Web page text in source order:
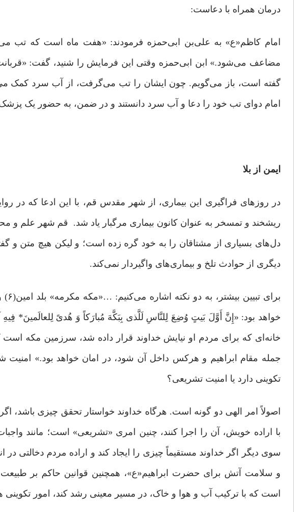
درمان همراه با دعاست:
امام کاظم«ع» به علی‌بن ابی‌حمزه فرمودند: «هفت ماه است که تب
مضاعف می‌شود.» ابن ابی‌حمزه وقتی این فرمایش را شنید، گفت: «قربانت
گفته است، باز می‌گویم. چون ایشان را تب می‌گرفت، از آب سرد کمک
امام دوای تب خود را دعا و آب سرد دانستند و در ضمن، به حضور یک پزشک
ایمن از بلا
در روزهای فراگیری این بیماری، از شهر مقدس قم، با این ادعا که در
ریشخند و تمسخر به عنوان کانون بیماری مرگبار یاد شد. قم شهر علم و
دل‌های بسیاری از مشتاقان را به خود گره زده است؛ و لیکن هیچ متن و
دیگری از حوادث تلخ و بیماری‌های واگیردار نمی‌کند.
خانه‌ای که برای مردم او نیایش خداوند قرار داده شد، سرزمین مکه
جمله مقام ابراهیم و هرکس داخل آن شود، در امان خواهد بود.»
تکوینی دارد یا امنیت تشریعی؟
اصولاً امر الهی دو گونه است. هرگاه خداوند خواستار تحقق چیزی باشد،
با اراده خویش، آن را اجرا کنند، چنین امری «تشریعی» است؛ مانند
سوی دیگر اگر خداوند مستقیماً چیزی را ایجاد کند و اراده مردم دخالتی
و سلامت آتش برای حضرت ابراهیم«ع»، همچنین قوانین حاکم بر طبیعت
است که با ترکیب آب و هوا و خاک، در مسیر معینی رشد کند، امور تکوینی